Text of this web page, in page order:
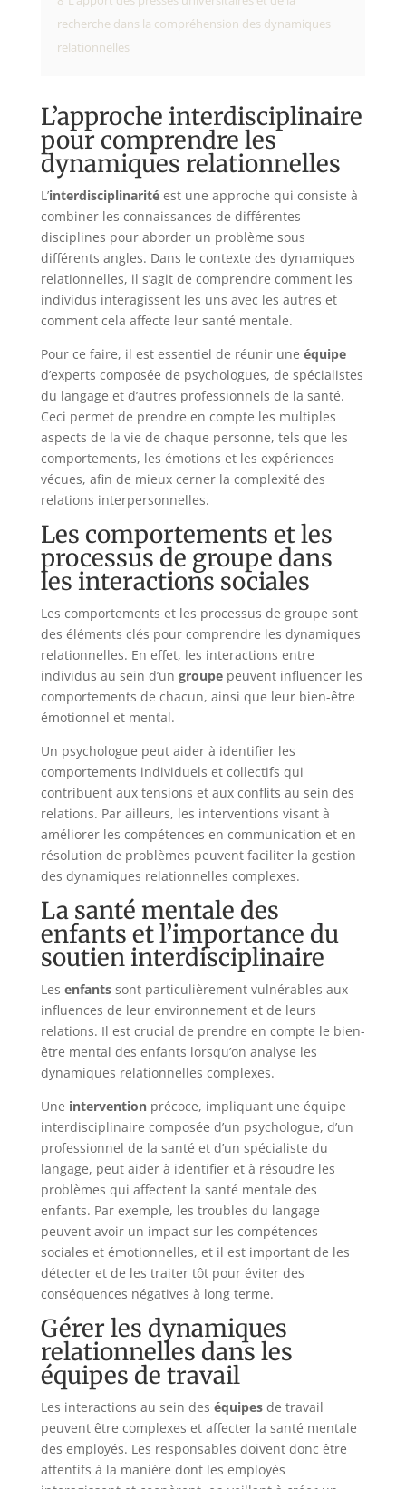
recherche dans la compréhension des dynamiques
relationnelles
L’approche interdisciplinaire
pour comprendre les
dynamiques relationnelles
L’interdisciplinaritéest une approche qui consiste à
combiner les connaissances de différentes
disciplines pour aborder un problème sous
différents angles. Dans le contexte des dynamiques
relationnelles, il s’agit de comprendre comment les
individus interagissent les uns avec les autres et
comment cela affecte leur santé mentale.
Pour ce faire, il est essentiel de réunir une équipe
d’experts composée de psychologues, de spécialistes
du langage et d’autres professionnels de la santé.
Ceci permet de prendre en compte les multiples
aspects de la vie de chaque personne, tels que les
comportements, les émotions et les expériences
vécues, afin de mieux cerner la complexité des
relations interpersonnelles.
Les comportements et les
processus de groupe dans
les interactions sociales
Les comportements et les processus de groupe sont
des éléments clés pour comprendre les dynamiques
relationnelles. En effet, les interactions entre
individus au sein d’un groupepeuvent influencer les
comportements de chacun, ainsi que leur bien-être
émotionnel et mental.
Un psychologue peut aider à identifier les
comportements individuels et collectifs qui
contribuent aux tensions et aux conflits au sein des
relations. Par ailleurs, les interventions visant à
améliorer les compétences en communication et en
résolution de problèmes peuvent faciliter la gestion
des dynamiques relationnelles complexes.
La santé mentale des
enfants et l’importance du
soutien interdisciplinaire
Les enfantssont particulièrement vulnérables aux
influences de leur environnement et de leurs
relations. Il est crucial de prendre en compte le bien-
être mental des enfants lorsqu’on analyse les
dynamiques relationnelles complexes.
Une interventionprécoce, impliquant une équipe
interdisciplinaire composée d’un psychologue, d’un
professionnel de la santé et d’un spécialiste du
langage, peut aider à identifier et à résoudre les
problèmes qui affectent la santé mentale des
enfants. Par exemple, les troubles du langage
peuvent avoir un impact sur les compétences
sociales et émotionnelles, et il est important de les
détecter et de les traiter tôt pour éviter des
conséquences négatives à long terme.
Gérer les dynamiques
relationnelles dans les
équipes de travail
Les interactions au sein des équipesde travail
peuvent être complexes et affecter la santé mentale
des employés. Les responsables doivent donc être
attentifs à la manière dont les employés